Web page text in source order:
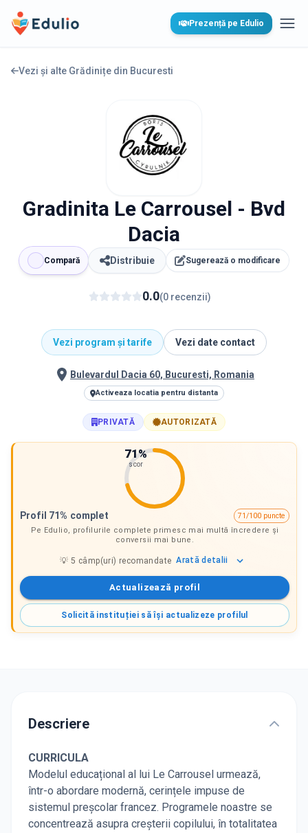
Edulio Prezență pe Edulio
Vezi și alte Grădinițe din Bucuresti
Gradinita Le Carrousel - Bvd
Dacia
Compară Distribuie Sugerează o modificare
0.0(0 recenzii)
Vezi program și tarife Vezi date contact
Bulevardul Dacia 60, Bucuresti, Romania
Activeaza locatia pentru distanta
PRIVATĂ AUTORIZATĂ
71%
scor
Profil 71% complet
71/100 puncte
Pe Edulio, profilurile complete primesc mai multă încredere și
conversii mai bune.
💡5 câmp(uri) recomandate Arată detalii
Actualizează profil
Solicită instituției să își actualizeze profilul
Descriere
CURRICULA
Modelul educațional al lui Le Carrousel urmează,
într-o abordare modernă, cerințele impuse de
sistemul preșcolar francez. Programele noastre se
concentrează asupra creșterii copilului, în totalitatea